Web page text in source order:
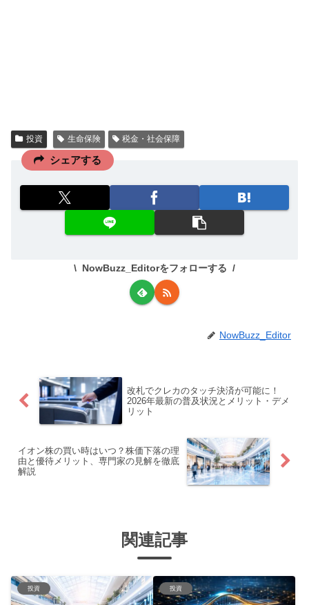
投資 生命保険 税金・社会保障
シェアする
NowBuzz_Editorをフォローする
NowBuzz_Editor
改札でクレカのタッチ決済が可能に！
2026年最新の普及状況とメリット・デメ
リット
イオン株の買い時はいつ？株価下落の理
由と優待メリット、専門家の見解を徹底
解説
関連記事
投資 投資